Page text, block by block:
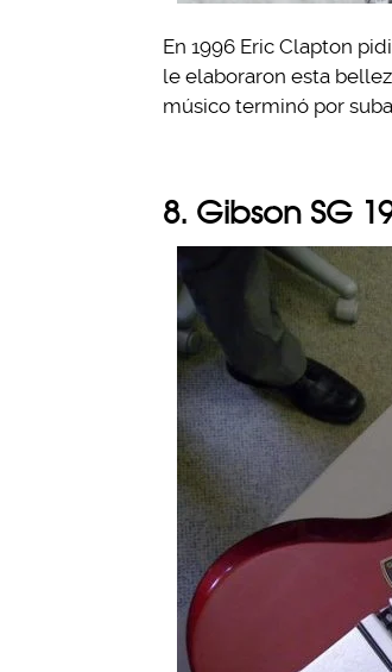
En 1996 Eric Clapton
le elaboraron esta
músico terminó por
8. Gibson SG